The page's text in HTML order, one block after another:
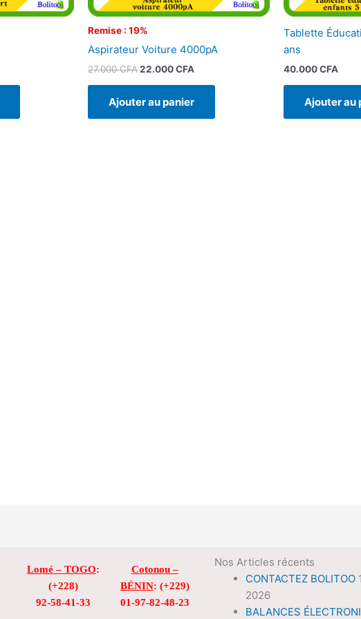
Remise : 19%
Aspirateur Voiture 4000pA
27.000CFA22.000CFA
Ajouter au panier
Tablette
ans
40.000CFA
Ajouter au
Lomé – TOGO:
(+228)
92-58-41-33
Cotonou –
BÉNIN: (+229)
01-97-82-48-23
Nos Articles récents
CONTACTEZ BOLITOO
2026
BALANCES